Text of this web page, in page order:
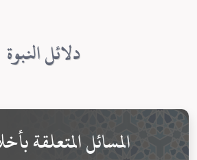
دلائل النبوة
المسائل المتعلقة